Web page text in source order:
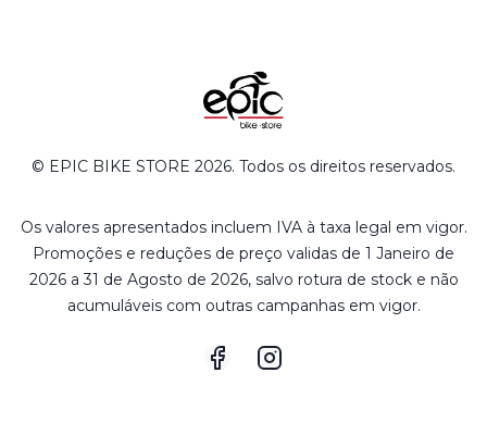
© EPIC BIKE STORE 2026. Todos os direitos reservados.
Os valores apresentados incluem IVA à taxa legal em vigor.
Promoções e reduções de preço validas de 1 Janeiro de
2026 a 31 de Agosto de 2026, salvo rotura de stock e não
acumuláveis com outras campanhas em vigor.